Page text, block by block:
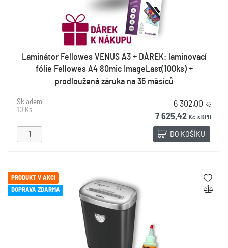
Laminátor Fellowes VENUS A3 + DÁREK: laminovací
fólie Fellowes A4 80mic ImageLast(100ks) +
prodloužená záruka na 36 měsíců
Skladem
10 Ks
6 302,00 Kč
7 625,42 Kč s DPH
DO KOŠÍKU
PRODUKT V AKCI
DOPRAVA ZDARMA